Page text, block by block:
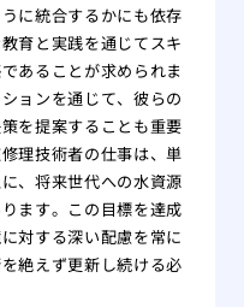
に統合するかにも依存
育と実践を通じてスキ
あることが求められま
ョンを通じて、彼らの
を提案することも重要
理技術者の仕事は、単
、将来世代への水資源
ます。この目標を達成
対する深い配慮を常に
絶えず更新し続ける必